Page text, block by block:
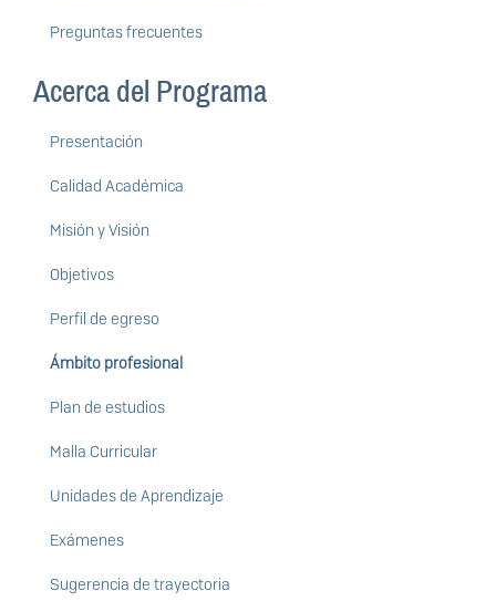
Preguntas frecuentes
Acerca del Programa
Presentación
Calidad Académica
Misión y Visión
Objetivos
Perfil de egreso
Ámbito profesional
Plan de estudios
Malla Curricular
Unidades de Aprendizaje
Exámenes
Sugerencia de trayectoria